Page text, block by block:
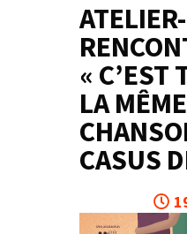
ATELIER-
« C’EST
LA MÊME
CASUS